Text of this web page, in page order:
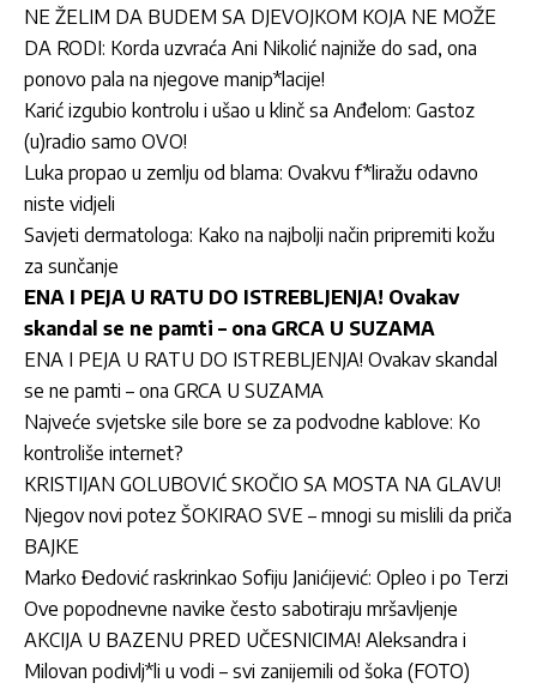
NE ŽELIM DA BUDEM SA DJEVOJKOM KOJA NE MOŽE
DA RODI: Korda uzvraća Ani Nikolić najniže do sad, ona
ponovo pala na njegove manip*lacije!
Karić izgubio kontrolu i ušao u klinč sa Anđelom: Gastoz
(u)radio samo OVO!
Luka propao u zemlju od blama: Ovakvu f*liražu odavno
niste vidjeli
Savjeti dermatologa: Kako na najbolji način pripremiti kožu
za sunčanje
ENA I PEJA U RATU DO ISTREBLJENJA! Ovakav
skandal se ne pamti – ona GRCA U SUZAMA
ENA I PEJA U RATU DO ISTREBLJENJA! Ovakav skandal
se ne pamti – ona GRCA U SUZAMA
Najveće svjetske sile bore se za podvodne kablove: Ko
kontroliše internet?
KRISTIJAN GOLUBOVIĆ SKOČIO SA MOSTA NA GLAVU!
Njegov novi potez ŠOKIRAO SVE – mnogi su mislili da priča
BAJKE
Marko Đedović raskrinkao Sofiju Janićijević: Opleo i po Terzi
Ove popodnevne navike često sabotiraju mršavljenje
AKCIJA U BAZENU PRED UČESNICIMA! Aleksandra i
Milovan podivlj*li u vodi – svi zanijemili od šoka (FOTO)